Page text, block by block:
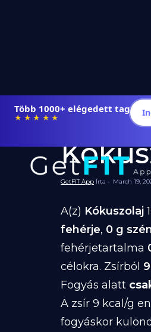
Több 1000+ elégedett tag
★★★★★
Diéta és
GetFIT App Írta - March 19,
A(z) Kókuszolaj
fehérje, 0 g
fehérjetartalma
célokra. Zsírból
Fogyás alatt
A zsír 9 kcal/g
fogyáskor